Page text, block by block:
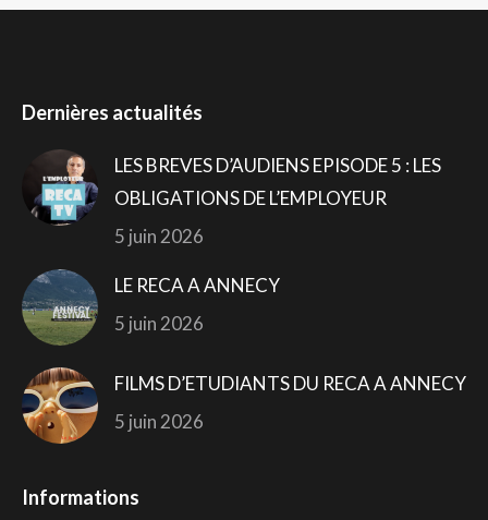
Dernières actualités
LES BREVES D’AUDIENS EPISODE 5 : LES
OBLIGATIONS DE L’EMPLOYEUR
5 juin 2026
LE RECA A ANNECY
5 juin 2026
FILMS D’ETUDIANTS DU RECA A ANNECY
5 juin 2026
Informations